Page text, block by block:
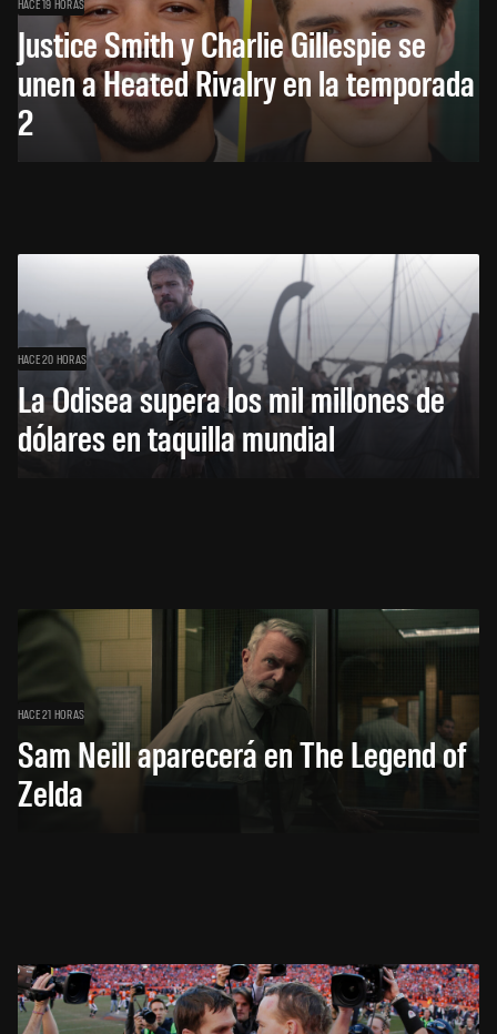
HACE 19 HORAS
Justice Smith y Charlie Gillespie se
unen a Heated Rivalry en la temporada
2
HACE 20 HORAS
La Odisea supera los mil millones de
dólares en taquilla mundial
HACE 21 HORAS
Sam Neill aparecerá en The Legend of
Zelda